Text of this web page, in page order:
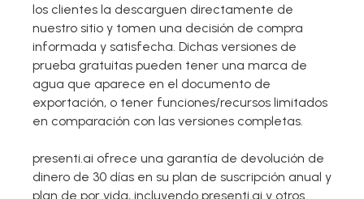
los clientes la descarguen directamente de
nuestro sitio y tomen una decisión de compra
informada y satisfecha. Dichas versiones de
prueba gratuitas pueden tener una marca de
agua que aparece en el documento de
exportación, o tener funciones/recursos limitados
en comparación con las versiones completas.
presenti.ai ofrece una garantía de devolución de
dinero de 30 días en su plan de suscripción anual y
plan de por vida, incluyendo presenti.ai y otros